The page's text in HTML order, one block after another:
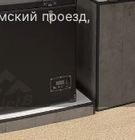
проезд,